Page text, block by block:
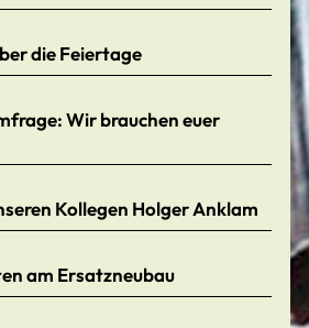
die Feiertage
Wir brauchen euer
Kollegen Holger Anklam
am Ersatzneubau